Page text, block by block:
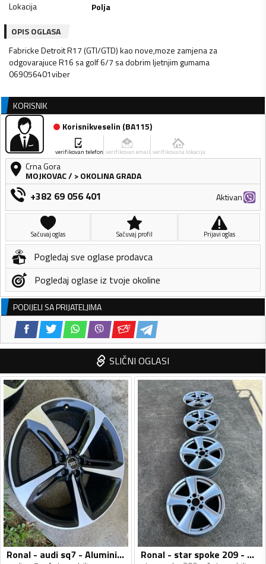
Lokacija
Polja
OPIS OGLASA
Fabricke Detroit R17 (GTI/GTD) kao nove,moze zamjena za
odgovarajuce R16 sa golf 6/7 sa dobrim ljetnjim gumama
069056401viber
KORISNIK
Korisnikveselin (BA115)
verifikovan telefon verifikovan email verifikovana lokacija
Crna Gora
MOJKOVAC/ > OKOLINA GRADA
+382 69 056 401 Aktivan
Sačuvaj oglas Sačuvaj profil Prijavi oglas
Pogledaj sve oglase prodavca
Pogledaj oglase iz tvoje okoline
PODIJELI SA PRIJATELJIMA
SLIČNI OGLASI
Ronal - audi sq7 - Aluminijum felne Ronal - star spoke 209 - Aluminijum felne